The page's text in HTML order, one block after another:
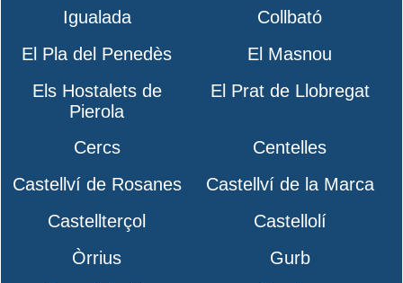
Igualada
Collbató
El Pla del Penedès
El Masnou
Els Hostalets de
Pierola
El Prat de Llobregat
Cercs
Centelles
Castellví de Rosanes
Castellví de la Marca
Castellterçol
Castellolí
Òrrius
Gurb